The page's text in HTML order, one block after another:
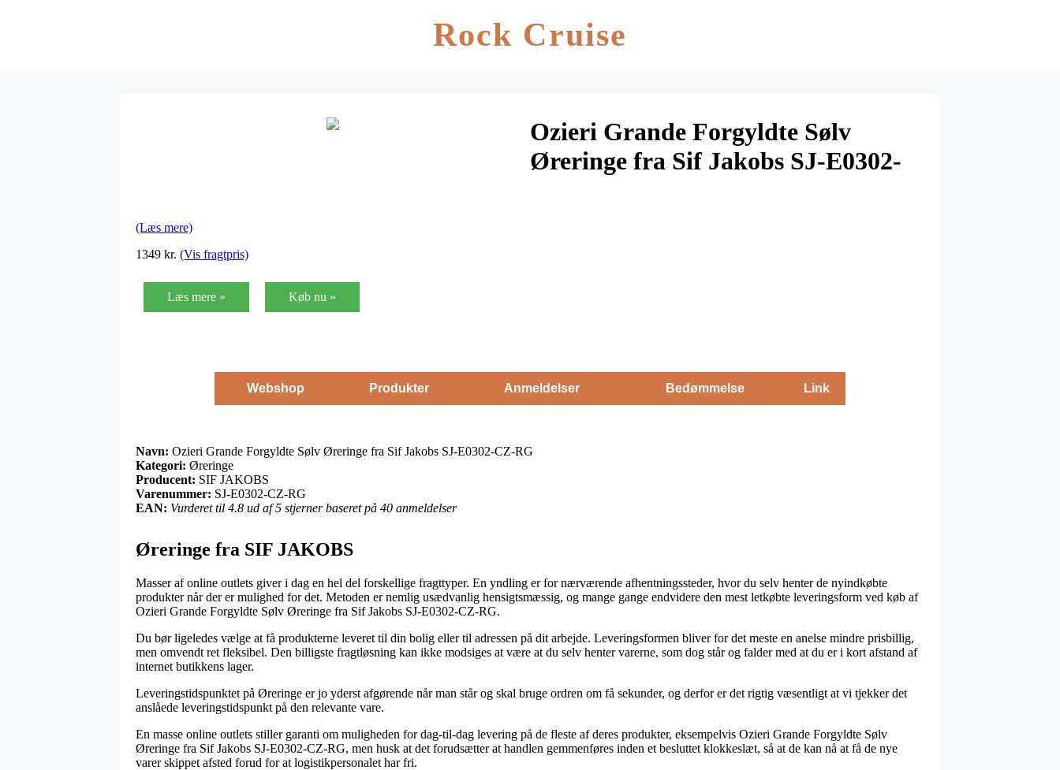
Rock Cruise
Ozieri Grande Forgyldte Sølv
Øreringe fra Sif Jakobs SJ-E0302-
(Læs mere)
1349 kr. (Vis fragtpris)
Læs mere » Køb nu »
Webshop Produkter Anmeldelser Bedømmelse Link
Navn: Ozieri Grande Forgyldte Sølv Øreringe fra Sif Jakobs SJ-E0302-CZ-RG
Kategori: Øreringe
Producent: SIF JAKOBS
Varenummer: SJ-E0302-CZ-RG
EAN: Vurderet til 4.8 ud af 5 stjerner baseret på 40 anmeldelser
Øreringe fra SIF JAKOBS
Masser af online outlets giver i dag en hel del forskellige fragttyper. En yndling er for nærværende afhentningssteder, hvor du selv henter de nyindkøbte
produkter når der er mulighed for det. Metoden er nemlig usædvanlig hensigtsmæssig, og mange gange endvidere den mest letkøbte leveringsform ved køb af
Ozieri Grande Forgyldte Sølv Øreringe fra Sif Jakobs SJ-E0302-CZ-RG.
Du bør ligeledes vælge at få produkterne leveret til din bolig eller til adressen på dit arbejde. Leveringsformen bliver for det meste en anelse mindre prisbillig,
men omvendt ret fleksibel. Den billigste fragtløsning kan ikke modsiges at være at du selv henter varerne, som dog står og falder med at du er i kort afstand af
internet butikkens lager.
Leveringstidspunktet på Øreringe er jo yderst afgørende når man står og skal bruge ordren om få sekunder, og derfor er det rigtig væsentligt at vi tjekker det
anslåede leveringstidspunkt på den relevante vare.
En masse online outlets stiller garanti om muligheden for dag-til-dag levering på de fleste af deres produkter, eksempelvis Ozieri Grande Forgyldte Sølv
Øreringe fra Sif Jakobs SJ-E0302-CZ-RG, men husk at det forudsætter at handlen gemmenføres inden et besluttet klokkeslæt, så at de kan nå at få de nye
varer skippet afsted forud for at logistikpersonalet har fri.